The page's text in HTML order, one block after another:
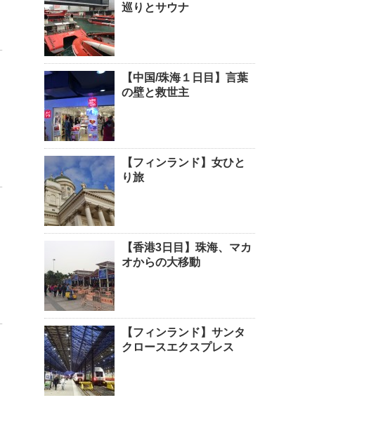
巡りとサウナ
【中国/珠海１日目】言葉
の壁と救世主
【フィンランド】女ひと
り旅
【香港3日目】珠海、マカ
オからの大移動
【フィンランド】サンタ
クロースエクスプレス